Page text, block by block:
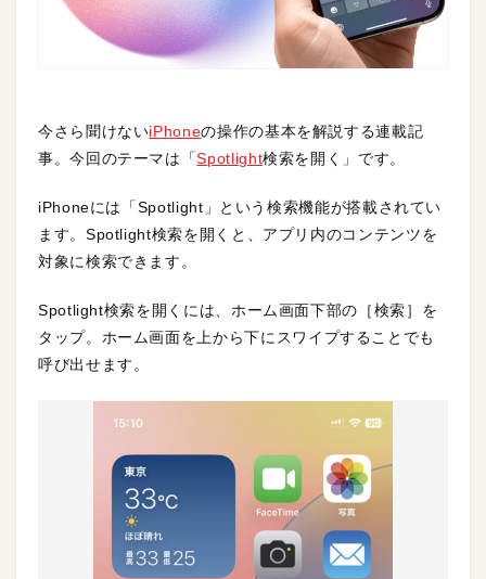
今さら聞けないiPhoneの操作の基本を解説する連載記
事。今回のテーマは「Spotlight検索を開く」です。
iPhoneには「Spotlight」という検索機能が搭載されてい
ます。Spotlight検索を開くと、アプリ内のコンテンツを
対象に検索できます。
Spotlight検索を開くには、ホーム画面下部の［検索］を
タップ。ホーム画面を上から下にスワイプすることでも
呼び出せます。